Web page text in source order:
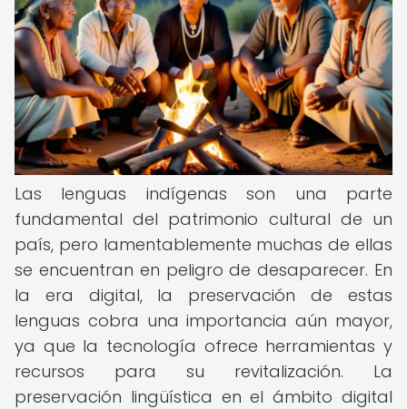
Las lenguas indígenas son una parte
fundamental del patrimonio cultural de un
país, pero lamentablemente muchas de ellas
se encuentran en peligro de desaparecer. En
la era digital, la preservación de estas
lenguas cobra una importancia aún mayor,
ya que la tecnología ofrece herramientas y
recursos para su revitalización. La
preservación lingüística en el ámbito digital